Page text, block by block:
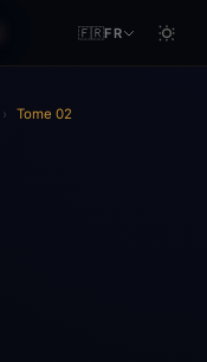
🇫🇷FR
› Tome 02